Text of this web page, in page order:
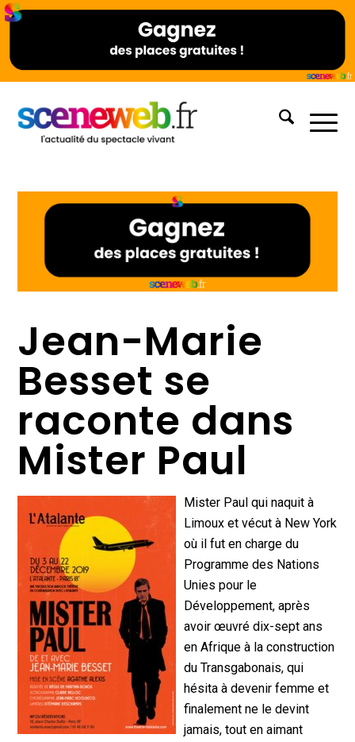
Jean-Marie
Besset se
raconte dans
Mister Paul
Mister Paul qui naquit à
Limoux et vécut à New York
où il fut en charge du
Programme des Nations
Unies pour le
Développement, après
avoir œuvré dix-sept ans
en Afrique à la construction
du Transgabonais, qui
hésita à devenir femme et
finalement ne le devint
jamais, tout en aimant